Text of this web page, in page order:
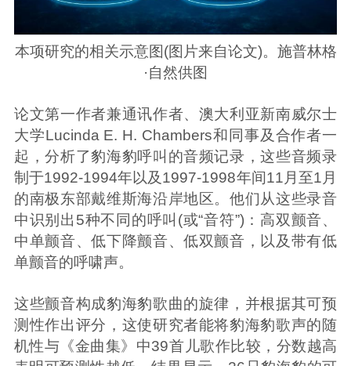
本项研究的相关示意图(图片来自论文)。施普林格
·自然供图
论文第一作者兼通讯作者、澳大利亚新南威尔士
大学Lucinda E. H. Chambers和同事及合作者一
起，分析了豹海豹呼叫的音频记录，这些音频录
制于1992-1994年以及1997-1998年间11月至1月
的南极东部戴维斯海沿岸地区。他们从这些录音
中识别出5种不同的呼叫(或“音符”)：高双颤音、
中单颤音、低下降颤音、低双颤音，以及带有低
单颤音的呼啸声。
这些颤音构成豹海豹歌曲的旋律，并根据其可预
测性作出评分，这使研究者能将豹海豹歌声的随
机性与《金曲集》中39首儿歌作比较，分数越高